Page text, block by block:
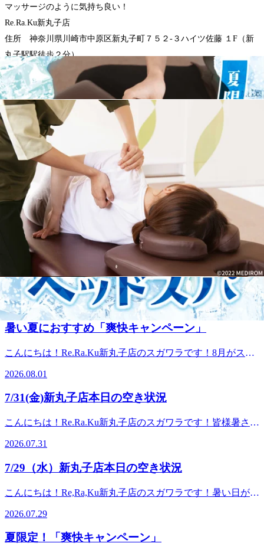
マッサージのように気持ち良い！
Re.Ra.Ku新丸子店
住所 神奈川県川崎市中原区新丸子町７５２-３ハイツ佐藤 １F（新
丸子駅駅徒歩２分）
電話番号 ０４４-４５５-４０４０
WEB予約する
電話予約する
最近のブログ
8/5(水)新丸子店 本日の空き状況
☆本日8/5(水)の空き状況のお知らせです☆13：40～18：00の
時間帯でご案内できます♪細かな時間のご希望であれば、お
電話にてお問合せください☆ 皆様のご来店心よりお待ちし
ております♪ご予約はコチラ＿＿＿＿＿＿＿＿＿＿＿＿＿＿
＿＿＿＿＿＿＿＿＿＿＿＿＿＿＿＿＿＿＿＿＿＿＿＿＿＿＿
＿＿マッサージのように気持ち良い！Re.Ra.Ku新丸子店住
所 神奈川県川崎市中原区新丸子町７５２-３ハイツ佐藤 １
F（新丸子駅駅徒歩２分）電話番号 ０４４-４５５-４０４
０
2026.08.05
8/4(火)新丸子店 本日の空き状況
こんにちは！Re.Ra.Ku新丸子店のスガワラです！今日も天気
が良く、風も気持ちが良いくらいで吹いていて過ごしやすい
日ですね♪もう1～2週でお盆休みですね。休みの日を充実し
て過ごせるように今のうちにお身体を整えておきましょ
う！ ☆本日8/4(火)の空き状況のお知らせです☆13：50～
間のご希望であれば、お電話にてお問合せください☆皆様の
ご来店心よりお待ちしております♪ご予約はコチラ＿＿＿＿
＿＿＿＿＿＿＿＿＿＿＿＿＿＿＿＿＿＿＿＿＿＿＿＿＿＿＿
＿＿＿＿＿＿＿＿＿＿＿＿マッサージのように気持ち良い！
Re.Ra.Ku新丸子店住所 神奈川県川崎市中原区新丸子町７５
２-３ハイツ佐藤 １F（新丸子駅駅徒歩２分）電話番号 ０
2026.08.04
暑い夏におすすめ「爽快キャンペーン」
こんにちは！Re.Ra.Ku新丸子店のスガワラです！8月がスタ
バテによる食欲不振や睡眠不足を感じている時は血液の巡り
を良くすることが重要です(*^^)vしっかり湯船に浸かる、適
度な運動・ストレッチをするようにしましょう！現在毎年好
使い頭周りをほぐしていきます♪お疲れの箇所に合わせて、
腕や脚に付けることも可能です。 冷たい炭酸泡でお身体を
状況のお知らせです☆11：20～14：0015：10～16：0016：50
～19：30の時間帯でご案内できます♪細かな時間のご希望で
あれば、お電話にてお問合せください☆皆様のご来店心より
＿＿＿＿＿＿＿＿＿＿＿＿＿＿＿＿＿＿＿＿＿＿＿＿＿＿＿
子店住所 神奈川県川崎市中原区新丸子町７５２-３ハイツ
2026.08.01
7/31(金)新丸子店本日の空き状況
こんにちは！Re.Ra.Ku新丸子店のスガワラです！皆様暑さで
足を感じている時は血液の巡りを良くすることが重要です
(*^^)vしっかり湯船に浸かる、適度な運動・ストレッチをす
るようにしましょう！疲労があり自分のケアに手が付かない
ィケアはお疲れの箇所を中心に肩甲骨にポイントをおいて全
身ほぐしていきます。30分は1箇所、60分は2箇所、90分は3
箇所をメインにほぐすことが出来ます。全身がお疲れの方は
60分以上のコースがオススメです！皆様のご来店を心よりお
待ちしております♪ ☆本日7/31(金)の空き状況のお知らせで
2026.07.31
7/29（水）新丸子店本日の空き状況
こんにちは！Re,Ra,Ku新丸子店のスガワラです！暑い日が続
けたいです。屋内と外での温度差が激しいと自律神経が乱れ
て身体の疲れがとれにくくなってしまいます。自律神経を整
えられるように適度な運動やストレッチ、バランスの摂れた
2026.07.29
夏限定！「爽快キャンペーン」